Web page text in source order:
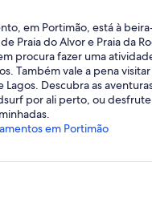
em Portimão, está à
Praia do Alvor e Praia da
procura fazer uma
Também vale a pena
Lagos. Descubra as
por ali perto, ou
em Portimão